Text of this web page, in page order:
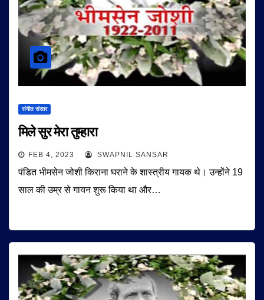
संगीत संसार
मिले सुर मेरा तुम्हारा
FEB 4, 2023 SWAPNIL SANSAR
पंडित भीमसेन जोशी किराना घराने के शास्त्रीय गायक थे। उन्होंने 19
साल की उम्र से गायन शुरू किया था और…